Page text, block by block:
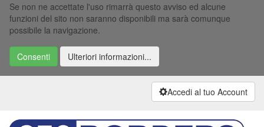
Se non ne accettate l'uso rimarrà questo avviso ed alcune
funzioni del sito non saranno disponibili ma sarà comunque
possibile la navigazione.
Consenti Ulteriori informazioni...
Accedi al tuo Account